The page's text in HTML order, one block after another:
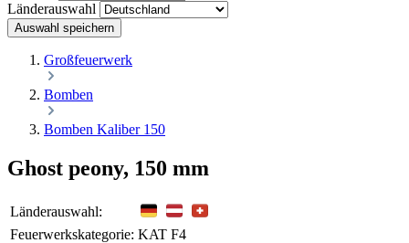
Länderauswahl
Auswahl speichern
Großfeuerwerk
Bomben
Bomben Kaliber 150
Ghost peony, 150 mm
Länderauswahl:
Feuerwerkskategorie: KAT F4